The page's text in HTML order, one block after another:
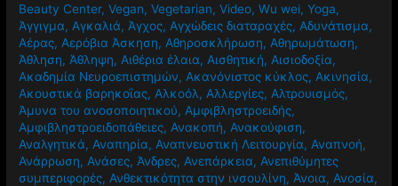
Beauty Center,Vegan,Vegetarian,Video,Wu wei,Yoga,
Άγγιγμα, Αγκαλιά, Άγχος, Αγχώδεις διαταραχές, Αδυνάτισμα,
Αέρας, Αερόβια Άσκηση, Αθηροσκλήρωση, Αθηρωμάτωση,
Άθληση, Άθληψη, Αιθέρια έλαια, Αισθητική, Αισιοδοξία,
Ακαδημία Νευροεπιστημών, Ακανόνιστος κύκλος, Ακινησία,
Ακουστικά βαρηκοΐας, Αλκοόλ, Αλλεργίες, Αλτρουισμός,
Άμυνα του ανοσοποιητικού, Αμφιβληστροειδής,
Αμφιβληστροειδοπάθειες, Ανακοπή, Ανακούφιση,
Αναλγητικά, Αναπηρία, Αναπνευστική Λειτουργία, Αναπνοή,
Ανάρρωση, Ανάσες, Άνδρες, Ανεπάρκεια, Ανεπιθύμητες
συμπεριφορές, Ανθεκτικότητα στην ινσουλίνη, Άνοια, Ανοσία,